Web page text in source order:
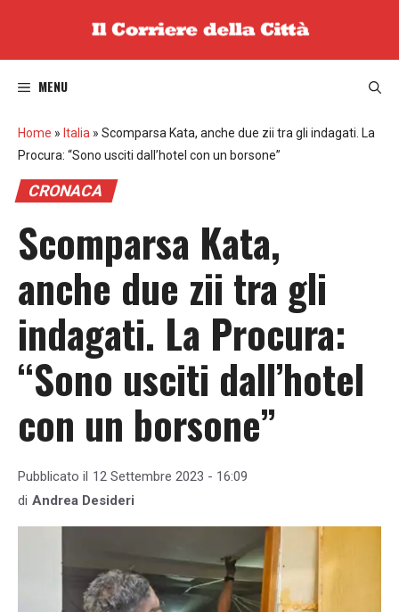
MENU
Home » Italia » Scomparsa Kata, anche due zii tra gli indagati. La
Procura: “Sono usciti dall’hotel con un borsone”
CRONACA
Scomparsa Kata,
anche due zii tra gli
indagati. La Procura:
“Sono usciti dall’hotel
con un borsone”
Pubblicato il 12 Settembre 2023 - 16:09
di Andrea Desideri